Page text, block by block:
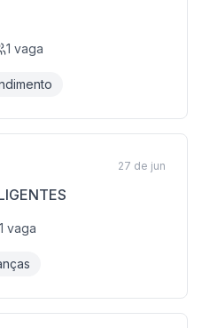
1 vaga
1 vaga
27 de jun